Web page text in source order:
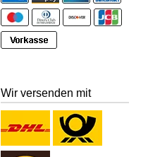
Wir versenden mit